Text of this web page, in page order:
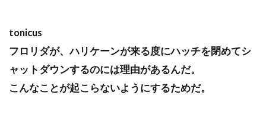
tonicus
フロリダが、ハリケーンが来る度にハッチを閉めてシ
ャットダウンするのには理由があるんだ。
こんなことが起こらないようにするためだ。